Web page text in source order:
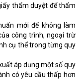
thẩm duyệt để thẩm
mới để không làm
công trình, ngoại trừ
cụ thể trong từng quy
áp dụng một số quy
có yêu cầu thấp hơn